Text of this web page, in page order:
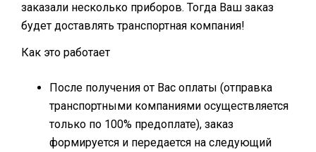
заказали несколько приборов. Тогда Ваш заказ
будет доставлять транспортная компания!
Как это работает
После получения от Вас оплаты (отправка
транспортными компаниями осуществляется
только по 100% предоплате), заказ
формируется и передается на следующий